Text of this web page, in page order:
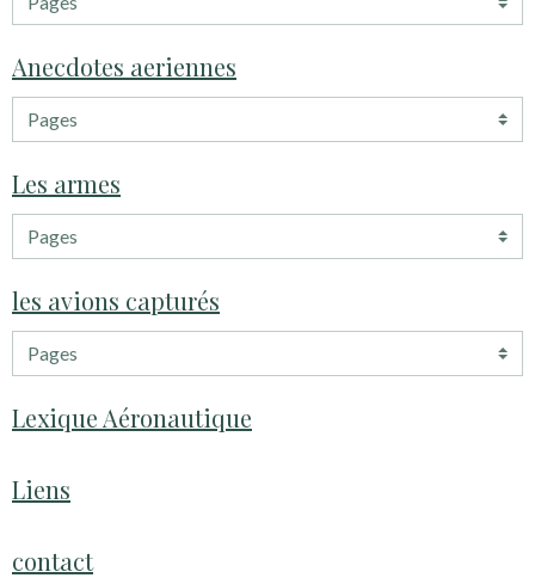
Anecdotes aeriennes
Les armes
les avions capturés
Lexique Aéronautique
Liens
contact